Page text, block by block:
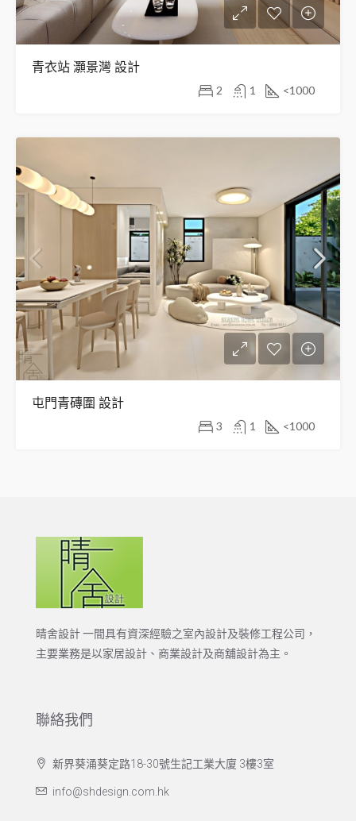
青衣站 灝景灣 設計
2 1 <1000
屯門青磚圍 設計
3 1 <1000
晴舍設計 一間具有資深經驗之室內設計及裝修工程公司，
主要業務是以家居設計、商業設計及商舖設計為主。
聯絡我們
新界葵涌葵定路18-30號生記工業大廈 3樓3室
info@shdesign.com.hk